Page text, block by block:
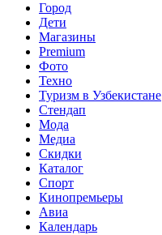
Город
Дети
Магазины
Premium
Фото
Техно
Туризм в Узбекистане
Стендап
Мода
Медиа
Скидки
Каталог
Спорт
Кинопремьеры
Авиа
Календарь